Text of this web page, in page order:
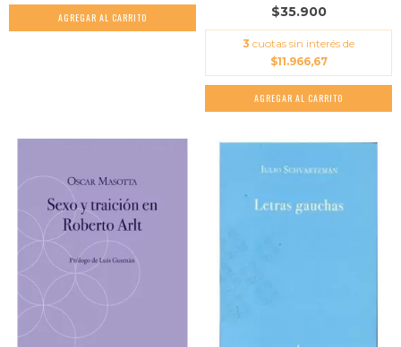
$35.900
3 cuotas sin interés de
$11.966,67